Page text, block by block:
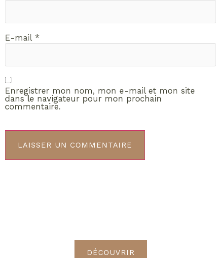
E-mail *
Enregistrer mon nom, mon e-mail et mon site
dans le navigateur pour mon prochain
commentaire.
DÉCOUVRIR